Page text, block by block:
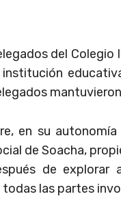
del
en su
de Soacha,
de explorar
las partes